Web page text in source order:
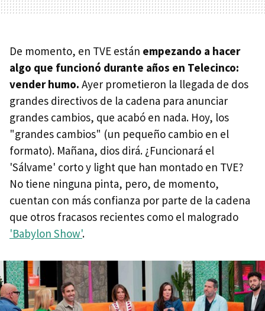
De momento, en TVE están empezando a hacer
algo que funcionó durante años en Telecinco:
vender humo. Ayer prometieron la llegada de dos
grandes directivos de la cadena para anunciar
grandes cambios, que acabó en nada. Hoy, los
"grandes cambios" (un pequeño cambio en el
formato). Mañana, dios dirá. ¿Funcionará el
'Sálvame' corto y light que han montado en TVE?
No tiene ninguna pinta, pero, de momento,
cuentan con más confianza por parte de la cadena
que otros fracasos recientes como el malogrado
'Babylon Show'.